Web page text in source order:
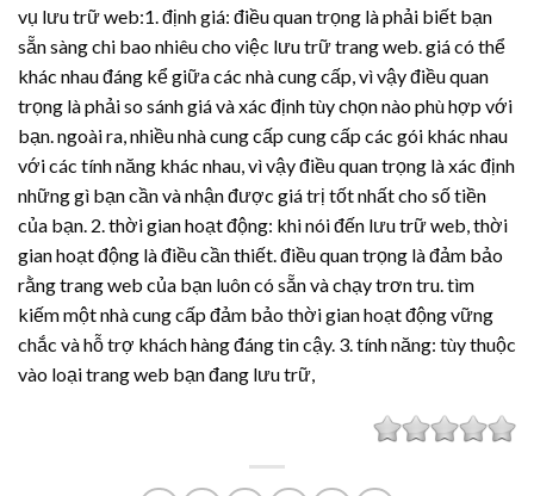
vụ lưu trữ web:1. định giá: điều quan trọng là phải biết bạn
sẵn sàng chi bao nhiêu cho việc lưu trữ trang web. giá có thể
khác nhau đáng kể giữa các nhà cung cấp, vì vậy điều quan
trọng là phải so sánh giá và xác định tùy chọn nào phù hợp với
bạn. ngoài ra, nhiều nhà cung cấp cung cấp các gói khác nhau
với các tính năng khác nhau, vì vậy điều quan trọng là xác định
những gì bạn cần và nhận được giá trị tốt nhất cho số tiền
của bạn. 2. thời gian hoạt động: khi nói đến lưu trữ web, thời
gian hoạt động là điều cần thiết. điều quan trọng là đảm bảo
rằng trang web của bạn luôn có sẵn và chạy trơn tru. tìm
kiếm một nhà cung cấp đảm bảo thời gian hoạt động vững
chắc và hỗ trợ khách hàng đáng tin cậy. 3. tính năng: tùy thuộc
vào loại trang web bạn đang lưu trữ,